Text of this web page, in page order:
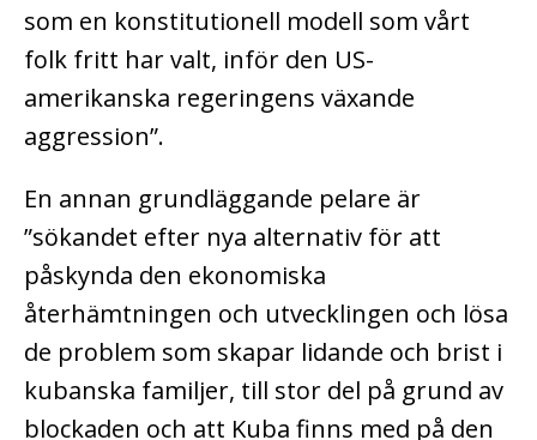
som en konstitutionell modell som vårt
folk fritt har valt, inför den US-
amerikanska regeringens växande
aggression”.
En annan grundläggande pelare är
”sökandet efter nya alternativ för att
påskynda den ekonomiska
återhämtningen och utvecklingen och lösa
de problem som skapar lidande och brist i
kubanska familjer, till stor del på grund av
blockaden och att Kuba finns med på den